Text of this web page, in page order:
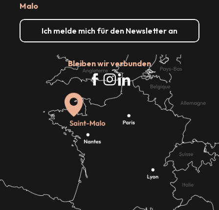
Malo
Ich melde mich für den Newsletter an
Bleiben wir verbunden